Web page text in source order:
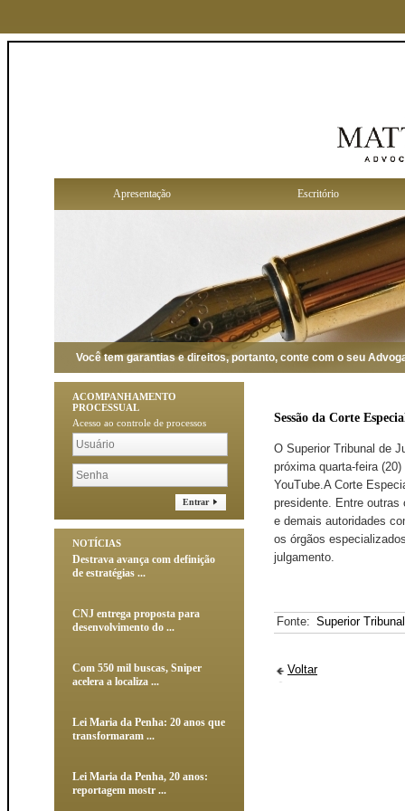
Apresentação Escritório
Você tem garantias e direitos, portanto, conte com o seu
ACOMPANHAMENTO
PROCESSUAL
Acesso ao controle de processos
Entrar
NOTÍCIAS
Destrava avança com definição
de estratégias ...
CNJ entrega proposta para
desenvolvimento do ...
Com 550 mil buscas, Sniper
acelera a localiza ...
Lei Maria da Penha: 20 anos que
transformaram ...
Lei Maria da Penha, 20 anos:
reportagem mostr ...
Sessão da Corte
O Superior Tribunal de
próxima quarta-feira
YouTube.A Corte
presidente. Entre outras
e demais autoridades
os órgãos
julgamento.
Fonte: Superior
Voltar